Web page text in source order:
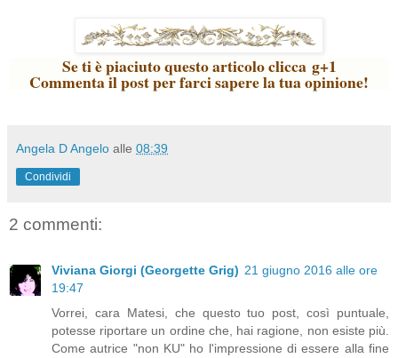
Se ti è piaciuto questo articolo clicca g+1
Commenta il post per farci sapere la tua opinione!
Angela D Angelo alle 08:39
Condividi
2 commenti:
Viviana Giorgi (Georgette Grig) 21 giugno 2016 alle ore
19:47
Vorrei, cara Matesi, che questo tuo post, così puntuale,
potesse riportare un ordine che, hai ragione, non esiste più.
Come autrice "non KU" ho l'impressione di essere alla fine